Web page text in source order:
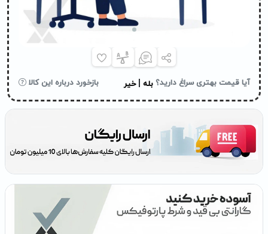
آیا قیمت بهتری سراغ دارید؟ بله خیر بازخورد درباره این کالا